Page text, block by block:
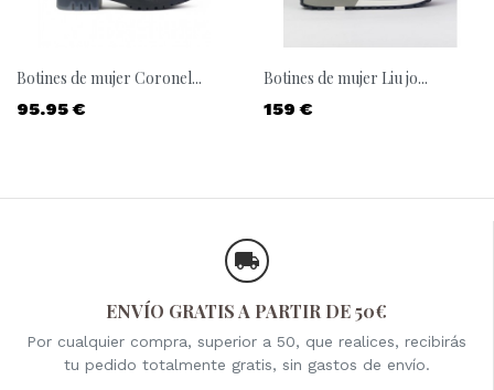
Botines de mujer Coronel...
Precio
95.95 €
Botines de mujer Liu jo...
Precio
159 €
ENVÍO GRATIS A PARTIR DE 50€
Por cualquier compra, superior a 50, que realices, recibirás
tu pedido totalmente gratis, sin gastos de envío.